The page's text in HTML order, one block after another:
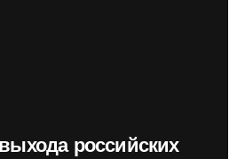
российских